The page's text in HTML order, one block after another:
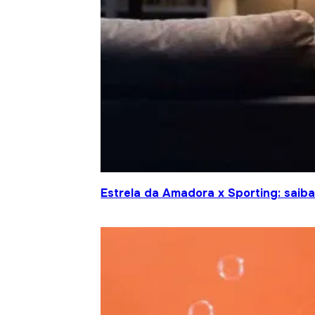
Estrela da Amadora x Sporting: